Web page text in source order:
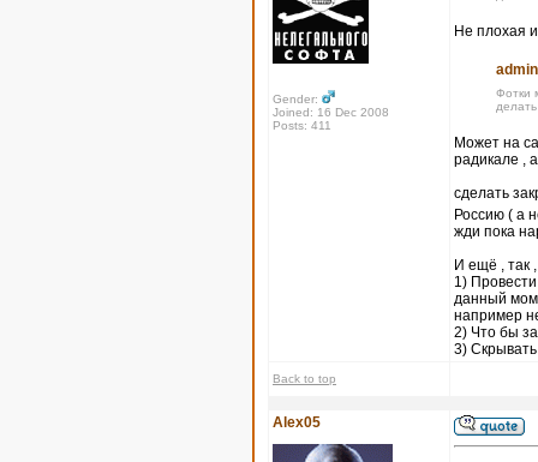
Gender:
Joined: 16 Dec 2008
Posts: 411
Не плохая
Фотки
Может на
радикале ,
сделать
Россию ( а
жди пока
И ещё , так
1)
данный
например
2) Что бы
3)
Back to top
Alex05